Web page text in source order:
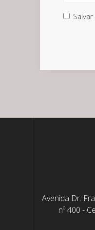
Avenida Dr.
nº 400 -